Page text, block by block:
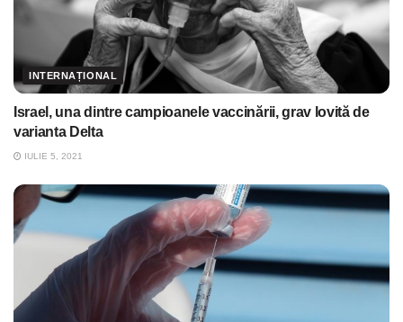
INTERNAȚIONAL
Israel, una dintre campioanele vaccinării, grav lovită de
varianta Delta
IULIE 5, 2021